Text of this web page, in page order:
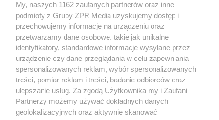
Żaden utwór zamieszczony w serwisie nie może być powielany i
rozpowszechniany lub dalej rozpowszechniany w jakikolwiek sposób (w
tym także elektroniczny lub mechaniczny) na jakimkolwiek polu
eksploatacji w jakiejkolwiek formie, włącznie z umieszczaniem w
Internecie bez pisemnej zgody właściciela praw. Jakiekolwiek użycie lub
wykorzystanie utworów w całości lub w części z naruszeniem prawa,
tzn. bez właściwej zgody, jest zabronione pod groźbą kary i może być
ścigane prawnie.
My, naszych 1162 zaufanych partnerów oraz inne
podmioty z Grupy ZPR Media uzyskujemy dostęp i
przechowujemy informacje na urządzeniu oraz
przetwarzamy dane osobowe, takie jak unikalne
identyfikatory, standardowe informacje wysyłane przez
urządzenie czy dane przeglądania w celu zapewniania
spersonalizowanych reklam, wybór spersonalizowanych
treści, pomiar reklam i treści, badanie odbiorców oraz
ulepszanie usług. Za zgodą Użytkownika my i Zaufani
Partnerzy możemy używać dokładnych danych
geolokalizacyjnych oraz aktywnie skanować